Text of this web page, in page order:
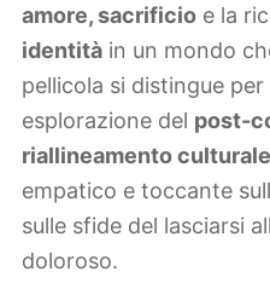
amore, sacrificio e la
identità in un mondo
pellicola si distingue per
esplorazione del post-
riallineamento culturale
empatico e toccante
sulle sfide del lasciarsi
doloroso.